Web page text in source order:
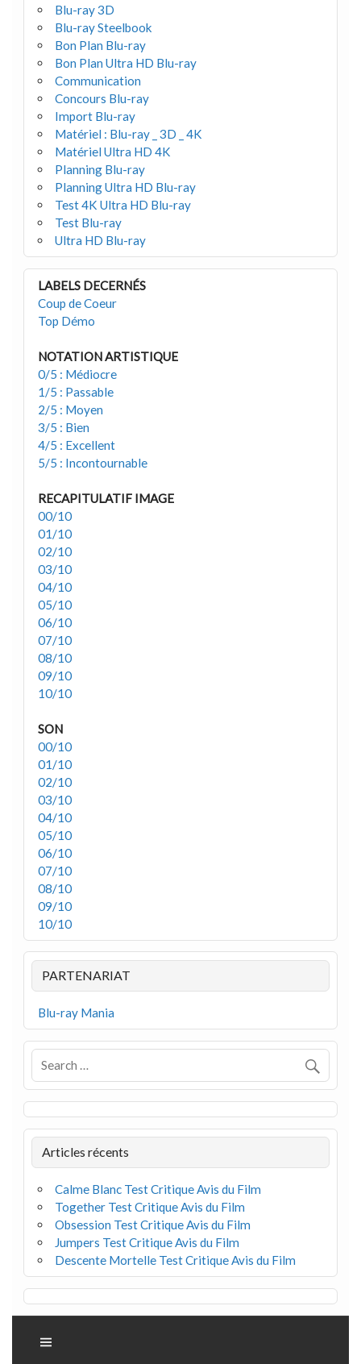
Blu-ray 3D
Blu-ray Steelbook
Bon Plan Blu-ray
Bon Plan Ultra HD Blu-ray
Communication
Concours Blu-ray
Import Blu-ray
Matériel : Blu-ray _ 3D _ 4K
Matériel Ultra HD 4K
Planning Blu-ray
Planning Ultra HD Blu-ray
Test 4K Ultra HD Blu-ray
Test Blu-ray
Ultra HD Blu-ray
LABELS DECERNÉS
Coup de Coeur
Top Démo
NOTATION ARTISTIQUE
0/5 : Médiocre
1/5 : Passable
2/5 : Moyen
3/5 : Bien
4/5 : Excellent
5/5 : Incontournable
RECAPITULATIF IMAGE
00/10
01/10
02/10
03/10
04/10
05/10
06/10
07/10
08/10
09/10
10/10
SON
00/10
01/10
02/10
03/10
04/10
05/10
06/10
07/10
08/10
09/10
10/10
PARTENARIAT
Blu-ray Mania
Articles récents
Calme Blanc Test Critique Avis du Film
Together Test Critique Avis du Film
Obsession Test Critique Avis du Film
Jumpers Test Critique Avis du Film
Descente Mortelle Test Critique Avis du Film